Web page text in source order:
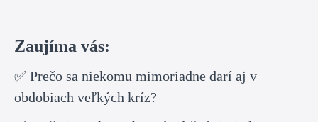
Zaujíma vás:
✅ Prečo sa niekomu mimoriadne darí aj v
obdobiach veľkých kríz?